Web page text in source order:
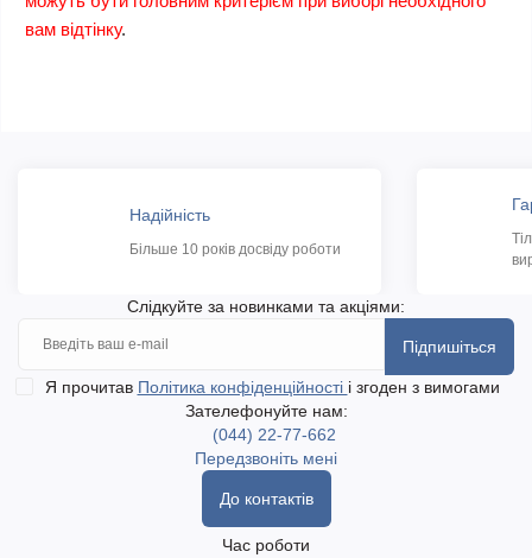
вам відтінку.
Надійність
Більше 10 років досвіду роботи
Слідкуйте за новинками та акціями:
Підпишіться
Я прочитав Політика конфіденційності і згоден з вимогами
Зателефонуйте нам:
(044) 22-77-662
Передзвоніть мені
До контактів
Час роботи